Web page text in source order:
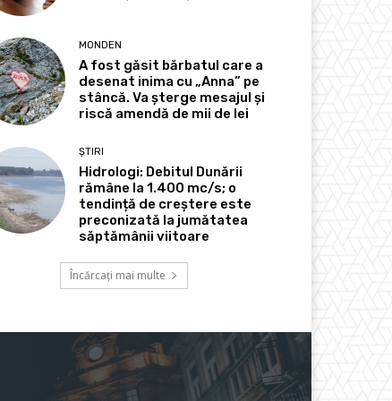
MONDEN
A fost găsit bărbatul care a
desenat inima cu „Anna” pe
stâncă. Va șterge mesajul și
riscă amendă de mii de lei
ȘTIRI
Hidrologi: Debitul Dunării
rămâne la 1.400 mc/s; o
tendință de creștere este
preconizată la jumătatea
săptămânii viitoare
Încărcați mai multe